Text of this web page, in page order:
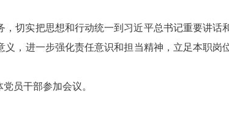
切实把思想和行动统一到习近平总书记重要讲话
，进一步强化责任意识和担当精神，立足本职岗
员干部参加会议。